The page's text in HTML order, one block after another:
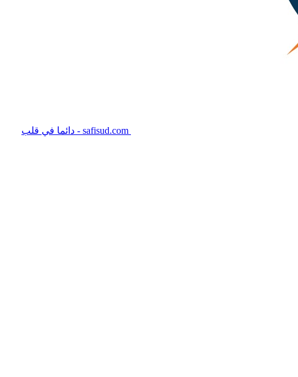
safisud.com - دائما في قلب